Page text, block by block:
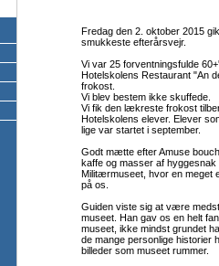
Fredag den 2. oktober 2015
smukkeste efterårsvejr.
Vi var 25 forventningsfulde
Hotelskolens Restaurant "An
frokost.
Vi blev bestem ikke skuffede.
Vi fik den lækreste frokost
Hotelskolens elever. Elever
lige var startet i september.
Godt mætte efter Amuse
kaffe og masser af
Militærmuseet, hvor en meget
på os.
Guiden viste sig at være
museet. Han gav os en helt
museet, ikke mindst grundet
de mange personlige historier
billeder som museet rummer.